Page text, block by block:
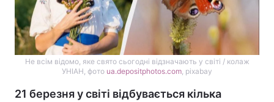
Не всім відомо, яке свято сьогодні відзначають у світі / колаж
УНІАН, фото ua.depositphotos.com, pixabay
21 березня у світі відбувається кілька